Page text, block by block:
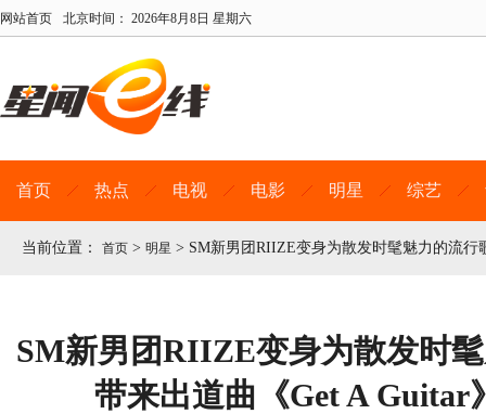
网站首页 北京时间： 2026年8月8日 星期六
首页 热点 电视 电影 明星 综艺
当前位置： 首页 > 明星 > SM新男团RIIZE变身为散发时髦魅力的流行
SM新男团RIIZE变身为散发时
带来出道曲《Get A Guitar